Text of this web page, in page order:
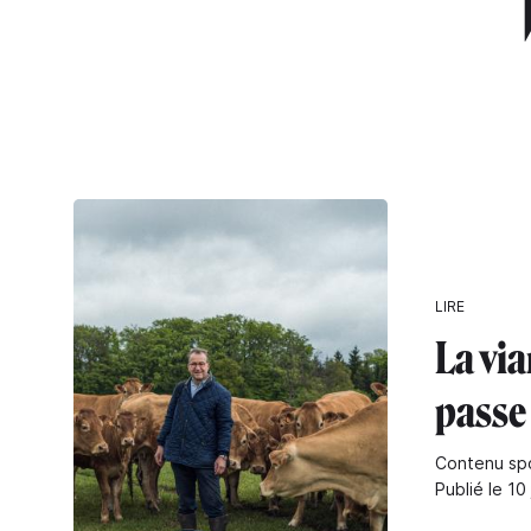
LIRE
La
Contenu
Publié le 10